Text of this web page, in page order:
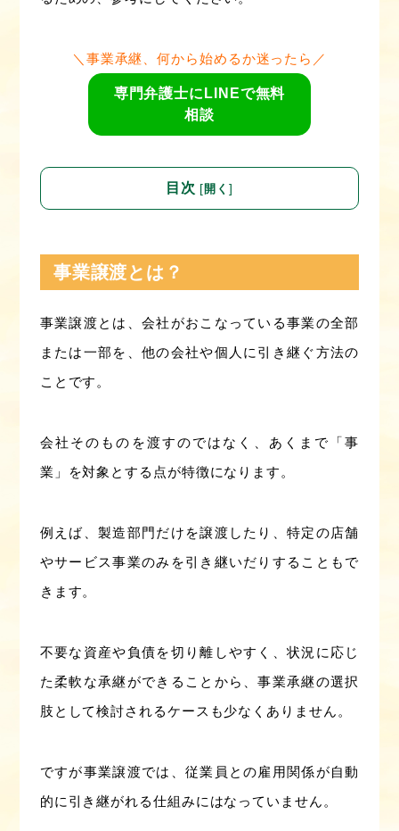
＼事業承継、何から始めるか迷ったら／
専門弁護士にLINEで無料
相談
目次 [開く]
事業譲渡とは？
事業譲渡とは、会社がおこなっている事業の全部
または一部を、他の会社や個人に引き継ぐ方法の
ことです。
会社そのものを渡すのではなく、あくまで「事
業」を対象とする点が特徴になります。
例えば、製造部門だけを譲渡したり、特定の店舗
やサービス事業のみを引き継いだりすることもで
きます。
不要な資産や負債を切り離しやすく、状況に応じ
た柔軟な承継ができることから、事業承継の選択
肢として検討されるケースも少なくありません。
ですが事業譲渡では、従業員との雇用関係が自動
的に引き継がれる仕組みにはなっていません。